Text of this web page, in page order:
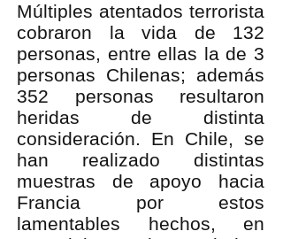
Múltiples atentados terrorista
cobraron la vida de 132
personas, entre ellas la de 3
personas Chilenas; además
352 personas resultaron
heridas de distinta
consideración. En Chile, se
han realizado distintas
muestras de apoyo hacia
Francia por estos
lamentables hechos, en